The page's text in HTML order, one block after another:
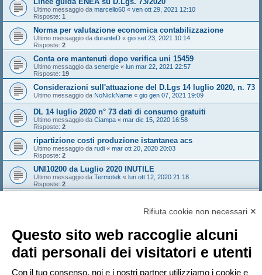
Ultimo messaggio da marcello60 « ven ott 29, 2021 12:10
Risposte: 1
Norma per valutazione economica contabilizzazione
Ultimo messaggio da duranteD « gio set 23, 2021 10:14
Risposte: 2
Conta ore mantenuti dopo verifica uni 15459
Ultimo messaggio da senergie « lun mar 22, 2021 22:57
Risposte: 19
Considerazioni sull'attuazione del D.Lgs 14 luglio 2020, n. 73
Ultimo messaggio da NoNickName « gio gen 07, 2021 19:09
DL 14 luglio 2020 n° 73 dati di consumo gratuiti
Ultimo messaggio da Ciampa « mar dic 15, 2020 16:58
Risposte: 2
ripartizione costi produzione istantanea acs
Ultimo messaggio da rudi « mar ott 20, 2020 20:03
Risposte: 2
UNI10200 da Luglio 2020 INUTILE
Ultimo messaggio da Termotek « lun ott 12, 2020 21:18
Risposte: 2
Nuovo argomento
Pagina di
1 2 3 4 5 10 Prossimo
Vai a
Rifiuta cookie non necessari ✕
Questo sito web raccoglie alcuni
dati personali dei visitatori e utenti
Con il tuo consenso, noi e i nostri partner utilizziamo i cookie e